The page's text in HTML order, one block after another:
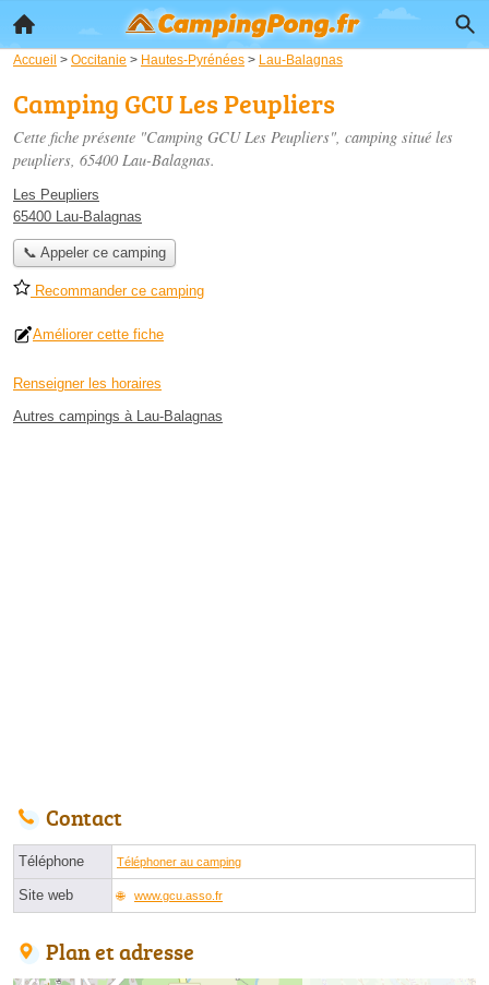
Accueil > Occitanie > Hautes-Pyrénées > Lau-Balagnas
Camping GCU Les Peupliers
Cette fiche présente "Camping GCU Les Peupliers", camping situé les
peupliers, 65400 Lau-Balagnas.
Les Peupliers
65400 Lau-Balagnas
📞 Appeler ce camping
Recommander ce camping
Améliorer cette fiche
Renseigner les horaires
Autres campings à Lau-Balagnas
Contact
Téléphone Téléphoner au camping
Site web www.gcu.asso.fr
Plan et adresse